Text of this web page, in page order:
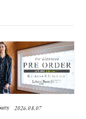
2026.08.07